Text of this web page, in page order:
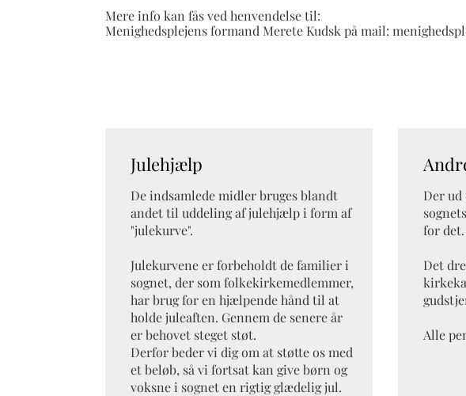
Mere info kan fås ved henvendelse til:
Menighedsplejens formand Merete Kudsk på mail:
Julehjælp
De indsamlede midler bruges blandt
andet til uddeling af julehjælp i form af
"julekurve".
Julekurvene er forbeholdt de familier i
sognet, der som folkekirkemedlemmer,
har brug for en hjælpende hånd til at
holde juleaften. Gennem de senere år
er behovet steget støt.
Derfor beder vi dig om at støtte os med
et beløb, så vi fortsat kan give børn og
voksne i sognet en rigtig glædelig jul.
Der ud
for det.
Det
Alle